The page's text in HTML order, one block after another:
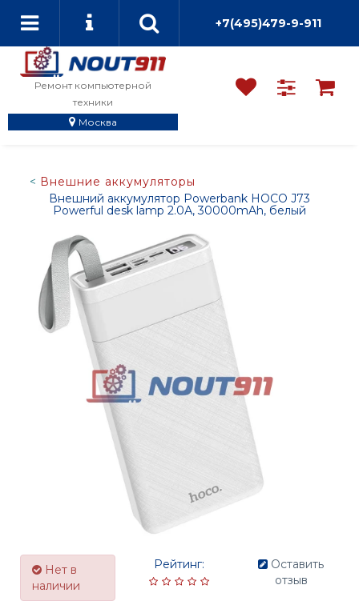
+7(495)479-9-911
Ремонт компьютерной
техники
Москва
Внешние аккумуляторы
Внешний аккумулятор Powerbank HOCO J73
Powerful desk lamp 2.0А, 30000mAh, белый
Нет в
наличии
Рейтинг:
Оставить
отзыв